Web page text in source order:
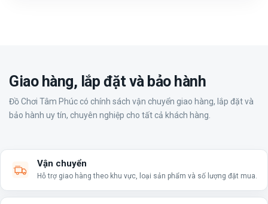
Giao hàng, lắp đặt và bảo hành
Đồ Chơi Tâm Phúc có chính sách vận chuyển giao hàng, lắp đặt và
bảo hành uy tín, chuyên nghiệp cho tất cả khách hàng.
Vận chuyển
Hỗ trợ giao hàng theo khu vực, loại sản phẩm và số lượng đặt mua.